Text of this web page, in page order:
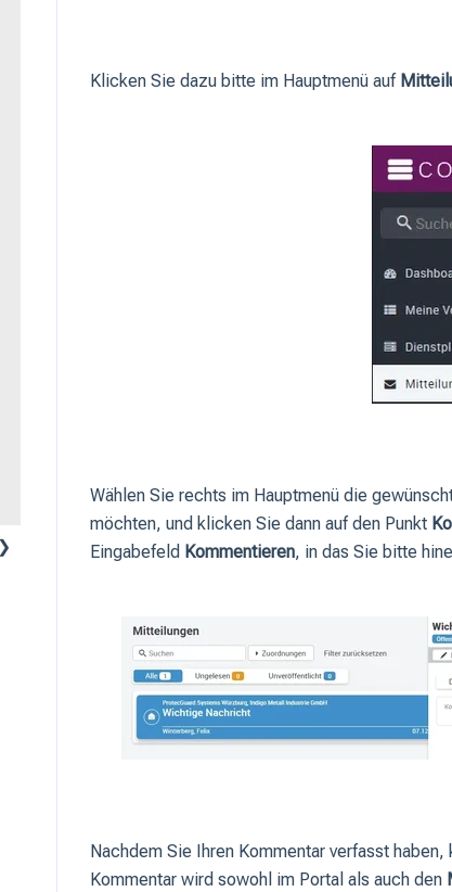
Klicken Sie dazu bitte im Hauptmenü auf
Wählen Sie rechts im Hauptmenü die
möchten, und klicken Sie dann auf den Punkt
Eingabefeld Kommentieren, in das Sie bitte
Nachdem Sie Ihren Kommentar verfasst
Kommentar wird sowohl im Portal als auch den